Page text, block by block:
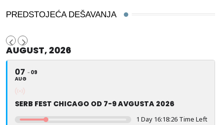
PREDSTOJEĆA DEŠAVANJA
AUGUST, 2026
07
AUG
09
SERB FEST CHICAGO OD 7-9 AVGUSTA 2026
1 Day 16:18:26 Time Left